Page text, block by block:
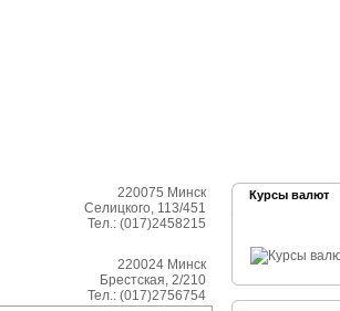
220075 Минск
Селицкого, 113/451
Тел.: (017)2458215
220024 Минск
Брестская, 2/210
Тел.: (017)2756754
Курсы валют